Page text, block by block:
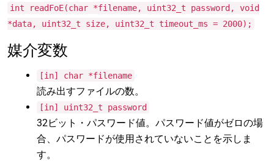
int readFoE(char *filename, uint32_t password, void
*data, uint32_t size, uint32_t timeout_ms = 2000);
媒介変数
[in] char *filename
読み出すファイルの数。
[in] uint32_t password
32ビット・パスワード値。パスワード値がゼロの場
合、パスワードが使用されていないことを示しま
す。